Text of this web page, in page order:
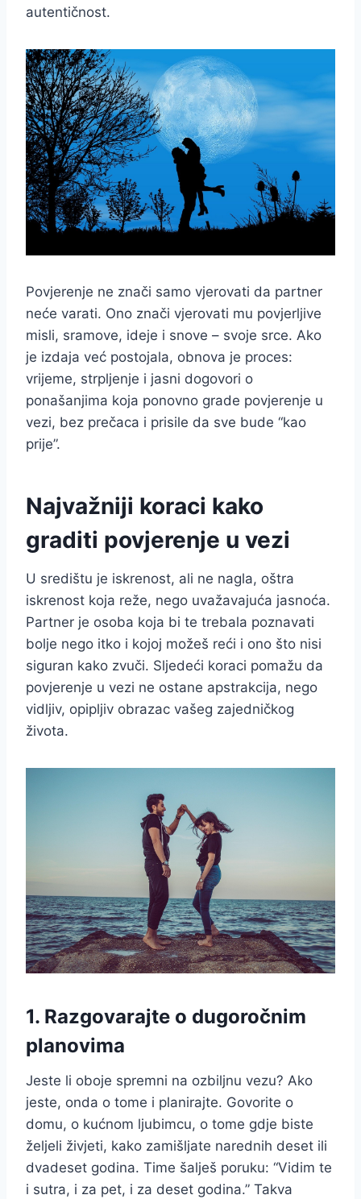
autentičnost.
Povjerenje ne znači samo vjerovati da partner
neće varati. Ono znači vjerovati mu povjerljive
misli, sramove, ideje i snove – svoje srce. Ako
je izdaja već postojala, obnova je proces:
vrijeme, strpljenje i jasni dogovori o
ponašanjima koja ponovno grade povjerenje u
vezi, bez prečaca i prisile da sve bude “kao
prije”.
Najvažniji koraci kako
graditi povjerenje u vezi
U središtu je iskrenost, ali ne nagla, oštra
iskrenost koja reže, nego uvažavajuća jasnoća.
Partner je osoba koja bi te trebala poznavati
bolje nego itko i kojoj možeš reći i ono što nisi
siguran kako zvuči. Sljedeći koraci pomažu da
povjerenje u vezi ne ostane apstrakcija, nego
vidljiv, opipljiv obrazac vašeg zajedničkog
života.
1. Razgovarajte o dugoročnim
planovima
Jeste li oboje spremni na ozbiljnu vezu? Ako
jeste, onda o tome i planirajte. Govorite o
domu, o kućnom ljubimcu, o tome gdje biste
željeli živjeti, kako zamišljate narednih deset ili
dvadeset godina. Time šalješ poruku: “Vidim te
i sutra, i za pet, i za deset godina.” Takva